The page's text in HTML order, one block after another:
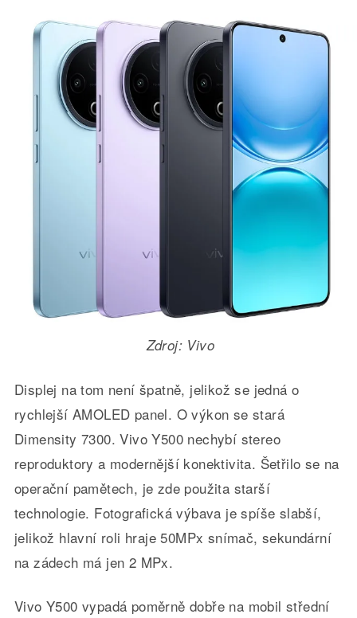
Zdroj: Vivo
Displej na tom není špatně, jelikož se jedná o
rychlejší AMOLED panel. O výkon se stará
Dimensity 7300. Vivo Y500 nechybí stereo
reproduktory a modernější konektivita. Šetřilo se na
operační pamětech, je zde použita starší
technologie. Fotografická výbava je spíše slabší,
jelikož hlavní roli hraje 50MPx snímač, sekundární
na zádech má jen 2 MPx.
Vivo Y500 vypadá poměrně dobře na mobil střední